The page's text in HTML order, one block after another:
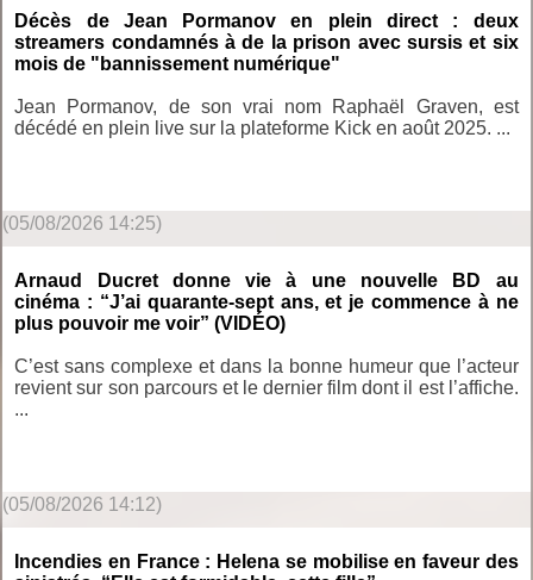
Décès de Jean Pormanov en plein direct : deux
streamers condamnés à de la prison avec sursis et six
mois de "bannissement numérique"
Jean Pormanov, de son vrai nom Raphaël Graven, est
décédé en plein live sur la plateforme Kick en août 2025. ...
(05/08/2026 14:25)
Arnaud Ducret donne vie à une nouvelle BD au
cinéma : “J’ai quarante-sept ans, et je commence à ne
plus pouvoir me voir” (VIDÉO)
C’est sans complexe et dans la bonne humeur que l’acteur
revient sur son parcours et le dernier film dont il est l’affiche.
...
(05/08/2026 14:12)
Incendies en France : Helena se mobilise en faveur des